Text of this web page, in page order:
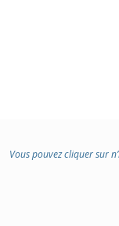
Vous pouvez cliquer sur